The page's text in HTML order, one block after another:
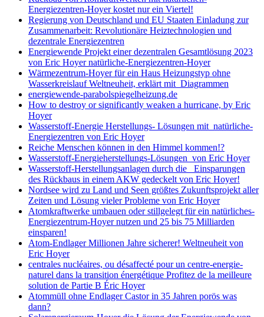
Energiezentren-Hoyer kostet nur ein Viertel!
Regierung von Deutschland und EU Staaten Einladung zur
Zusammenarbeit: Revolutionäre Heiztechnologien und
dezentrale Energiezentren
Energiewende Projekt einer dezentralen Gesamtlösung 2023
von Eric Hoyer natürliche-Energiezentren-Hoyer
Wärmezentrum-Hoyer für ein Haus Heizungstyp ohne
Wasserkreislauf Weltneuheit, erklärt mit Diagrammen
energiewende-parabolspiegelheizung.de
How to destroy or significantly weaken a hurricane, by Eric
Hoyer
Wasserstoff-Energie Herstellungs- Lösungen mit natürliche-
Energiezentren von Eric Hoyer
Reiche Menschen können in den Himmel kommen!?
Wasserstoff-Energieherstellungs-Lösungen von Eric Hoyer
Wasserstoff-Herstellungsanlagen durch die Einsparungen
des Rückbaus in einem AKW gedeckelt von Eric Hoyer!
Nordsee wird zu Land und Seen größtes Zukunftsprojekt aller
Zeiten und Lösung vieler Probleme von Eric Hoyer
Atomkraftwerke umbauen oder stillgelegt für ein natürliches-
Energiezentrum-Hoyer nutzen und 25 bis 75 Milliarden
einsparen!
Atom-Endlager Millionen Jahre sicherer! Weltneuheit von
Eric Hoyer
centrales nucléaires, ou désaffecté pour un centre-energie-
naturel dans la transition énergétique Profitez de la meilleure
solution de Partie B Éric Hoyer
Atommüll ohne Endlager Castor in 35 Jahren porös was
dann?